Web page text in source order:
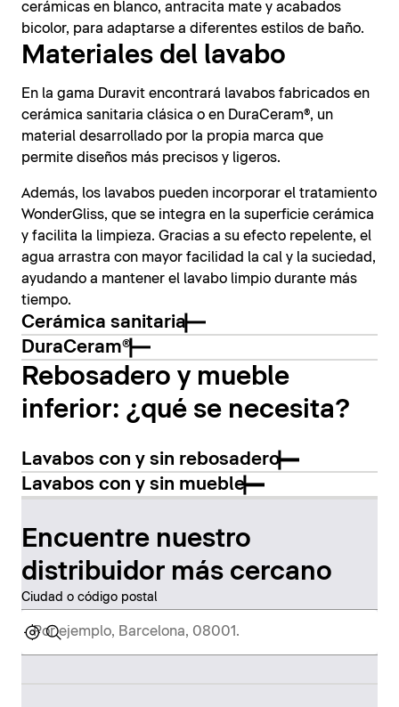
cerámicas en blanco, antracita mate y acabados
bicolor, para adaptarse a diferentes estilos de baño.
Materiales del lavabo
En la gama Duravit encontrará lavabos fabricados en
cerámica sanitaria clásica o en DuraCeram®, un
material desarrollado por la propia marca que
permite diseños más precisos y ligeros.
Además, los lavabos pueden incorporar el tratamiento
WonderGliss, que se integra en la superficie cerámica
y facilita la limpieza. Gracias a su efecto repelente, el
agua arrastra con mayor facilidad la cal y la suciedad,
ayudando a mantener el lavabo limpio durante más
tiempo.
Cerámica sanitaria
DuraCeram®
Rebosadero y mueble
inferior: ¿qué se necesita?
Lavabos con y sin rebosadero
Lavabos con y sin mueble
Encuentre nuestro
distribuidor más cercano
Ciudad o código postal